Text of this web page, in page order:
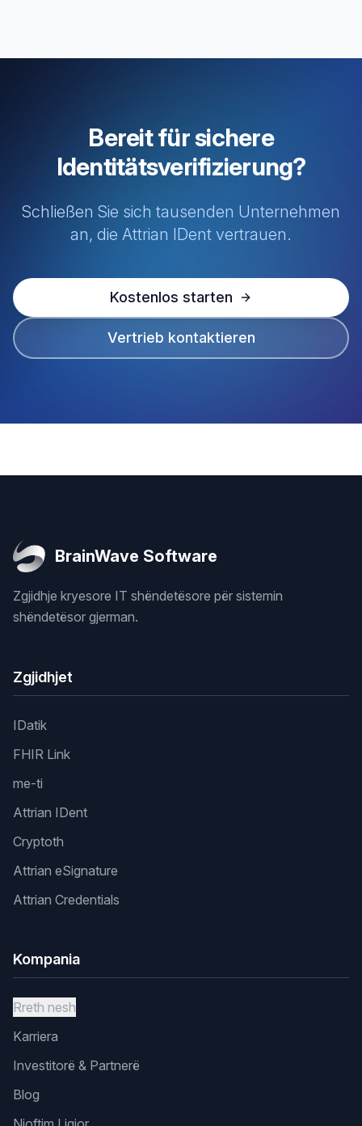
Bereit für sichere
Identitätsverifizierung?
Schließen Sie sich tausenden Unternehmen
an, die Attrian IDent vertrauen.
Kostenlos starten
Vertrieb kontaktieren
BrainWave Software
Zgjidhje kryesore IT shëndetësore për sistemin
shëndetësor gjerman.
Zgjidhjet
IDatik
FHIR Link
me-ti
Attrian IDent
Cryptoth
Attrian eSignature
Attrian Credentials
Kompania
Rreth nesh
Karriera
Investitorë & Partnerë
Blog